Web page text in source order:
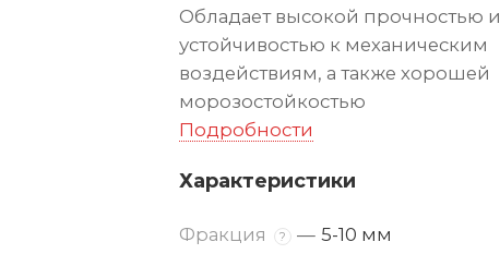
Обладает высокой прочностью и
устойчивостью к механическим
воздействиям, а также хорошей
морозостойкостью
Подробности
Характеристики
Фракция ? — 5-10 мм